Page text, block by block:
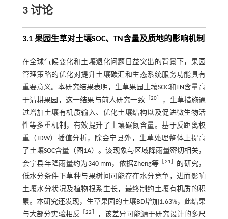
3 讨论
3.1 果园生草对土壤SOC、TN含量及质地的影响机制
在全球气候变化和土壤退化问题日益突出的背景下，果园
管理策略的优化对提升土壤碳汇和生态系统服务功能具有
重要意义。本研究结果表明，生草果园土壤SOC和TN含量高
于清耕果园，这一结果与前人研究一致［20
，生草措施通
过增加土壤有机质输入、优化土壤结构以及促进微生物活
性等多重机制，有效提升了土壤碳氮含量。基于反距离权
重（IDW）插值分析，除会宁县外，生草处理整体上提高
了土壤SOC含量（ 图1A）。该现象与区域降雨量密切相关，
会宁县年降雨量约为340 mm，依据Zheng等
21
的研究，
低水分条件下草种与果树间可能存在水分竞争，进而影响
土壤水分状况及植物根系生长，最终制约土壤有机质的积
累。本研究还发现，生草果园的土壤BD增加1.63%，此结果
与大部分实验相反
［22
，该差异可能源于研究设计的多尺